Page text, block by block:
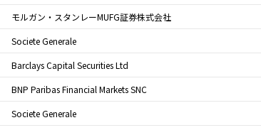
モルガン・スタンレーMUFG証券株式会社
Societe Generale
Barclays Capital Securities Ltd
BNP Paribas Financial Markets SNC
Societe Generale